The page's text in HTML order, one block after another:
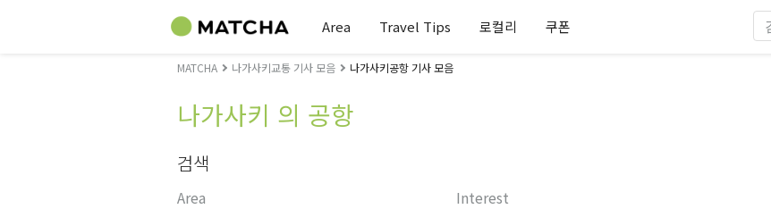
Area Travel Tips 로컬리 쿠폰
MATCHA 나가사키교통 기사 모음 나가사키공항 기사 모음
나가사키 의 공항
검색
Area
Interest